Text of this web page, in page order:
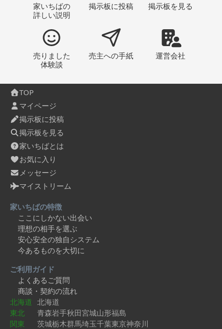
家いちばの
詳しい説明
掲示板に投稿 掲示板 を見る
売りました
体験談
売主への手紙 運営会社
TOP
マイページ
掲示板に投稿
掲示板を見る
家いちばとは
お気に入り
メッセージ
マイストリーム
家いちばの特徴
ここにしかない出会い
理想の相手を選ぶ
安心安全の独自システム
今あるものを大切に
ご利用ガイド
よくあるご質問
商談・契約の流れ
北海道 北海道
東北
青森岩手秋田宮城山形福島
関東
茨城栃木群馬埼玉千葉東京神奈川